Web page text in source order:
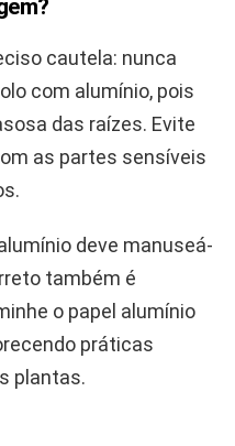
cautela: nunca
com alumínio, pois
das raízes. Evite
as partes sensíveis
deve manuseá-
também é
o papel alumínio
práticas
plantas.